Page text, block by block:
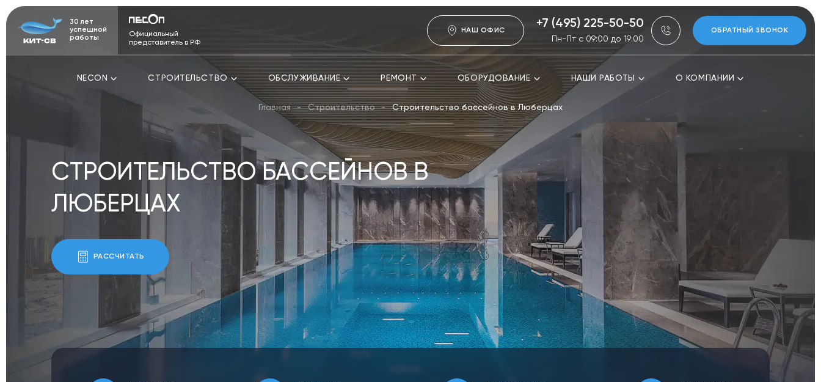
30 лет
успешной
работы
Официальный
представитель в РФ
НАШ ОФИС
+7 (495) 225-50-50
Пн-Пт с 09:00 до 19:00
ОБРАТНЫЙ ЗВОНОК
NECON СТРОИТЕЛЬСТВО ОБСЛУЖИВАНИЕ РЕМОНТ ОБОРУДОВАНИЕ НАШИ РАБОТЫ О КОМПАНИИ
Главная Строительство Строительство бассейнов в Люберцах
СТРОИТЕЛЬСТВО БАССЕЙНОВ В
ЛЮБЕРЦАХ
РАССЧИТАТЬ